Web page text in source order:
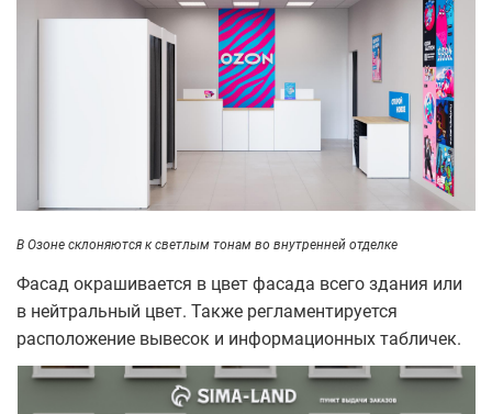
В Озоне склоняются к светлым тонам во внутренней отделке
Фасад окрашивается в цвет фасада всего здания или
в нейтральный цвет. Также регламентируется
расположение вывесок и информационных табличек.